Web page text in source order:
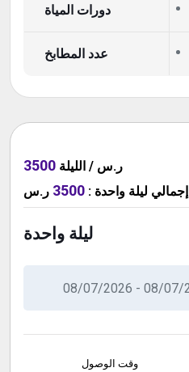
دورات المياة
عدد المطابخ
3500 ر.س / الليلة
إجمالي ليلة واحدة :
3500 ر.س
ليلة واحدة
وقت الوصول